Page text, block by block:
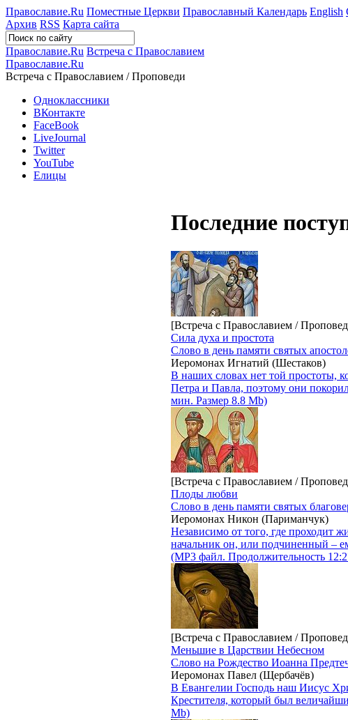
Православие.Ru Поместные Церкви Православный Календарь English
Архив RSS Карта сайта
Православие.Ru Встреча с Православием
Православие.Ru
Встреча с Православием / Проповеди
Одноклассники
ВКонтакте
FaceBook
LiveJournal
Twitter
YouTube
Елицы
Последние
[Встреча с Православием /
Сила духа и простота
Слово в день памяти святых
Иеромонах Игнатий (Шестаков)
В наших словах нет той простоты,
Петра и Павла, поэтому они
мин. Размер 8.8 Mb)
[Встреча с Православием /
Плоды любви
Слово в день памяти святых
Иеромонах Никон (Париманчук)
Независимо от того, где проходит
начальник он, или подчиненный –
(MP3 файл. Продолжительность
[Встреча с Православием /
Меньшие в Царствии Небесном
Слово на Рождество Иоанна
Иеромонах Павел (Щербачёв)
В Евангелии Господь наш Иисус
Крестителя, который был
Mb)